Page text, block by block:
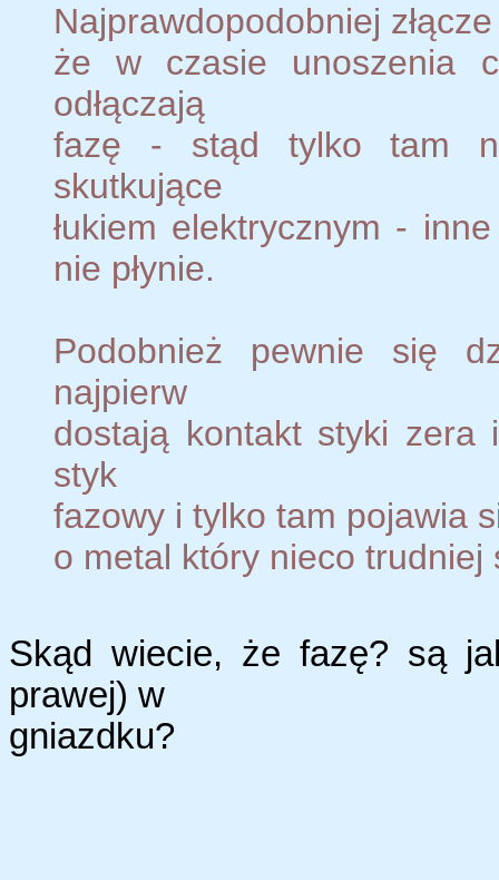
Najprawdopodobniej
że w czasie unoszenia
odłączają
fazę - stąd tylko tam
skutkujące
łukiem elektrycznym -
nie płynie.
Podobnież pewnie się
najpierw
dostają kontakt styki
styk
fazowy i tylko tam pojawia
o metal który nieco trudniej
Skąd wiecie, że fazę? są
prawej) w
gniazdku?